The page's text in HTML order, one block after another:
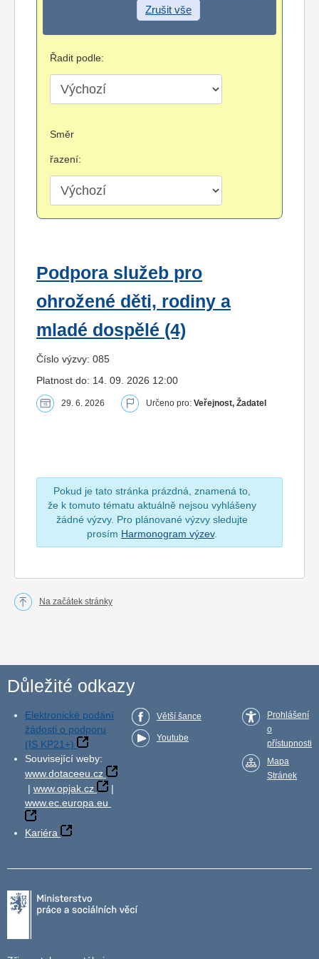
Zrušit vše
Řadit podle:
Směr
řazení:
Podpora služeb pro
ohrožené děti, rodiny a
mladé dospělé (4)
Číslo výzvy: 085
Platnost do: 14. 09. 2026 12:00
29. 6. 2026 Určeno pro: Veřejnost, Žadatel
Pokud je tato stránka prázdná, znamená to,
že k tomuto tématu aktuálně nejsou vyhlášeny
žádné výzvy. Pro plánované výzvy sledujte
prosím Harmonogram výzev.
Na začátek stránky
Důležité odkazy
Elektronické podání
žádosti o podporu
(IS KP21+)
Související weby:
www.dotaceeu.cz
| www.opjak.cz
|
www.ec.europa.eu
Kariéra
Větší šance
Youtube
Prohlášení
o
přístupnosti
Mapa
Stránek